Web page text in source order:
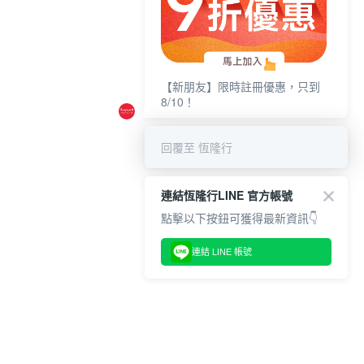
【新朋友】限時註冊優惠，只到
8/10！
回覆至 恆隆行
連結恆隆行LINE 官方帳號
點擊以下按鈕可獲得最新資訊👇
連結 LINE 帳號